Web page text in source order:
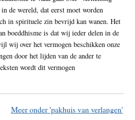
de wereld, dat eerst moet worden
in spirituele zin bevrijd kan wanen. Het
boeddhisme is dat wij ieder delen in de
wij over het vermogen beschikken onze
door het lijden van de ander te
wordt dit vermogen
Meer onder 'pakhuis van verlangen'